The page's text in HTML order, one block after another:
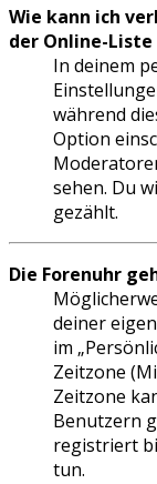
Wie kann ich
der Online-
In deinem
während
Option
sehen. Du
gezählt.
Die Forenuhr
deiner
im
Zeitzone
Zeitzone
Benutzern
registriert
tun.